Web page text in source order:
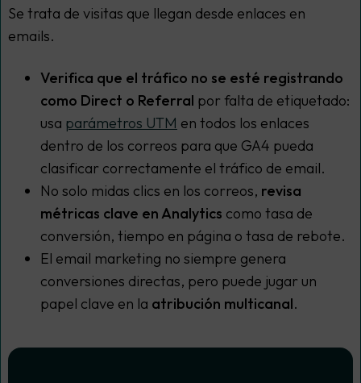
Se trata de visitas que llegan desde enlaces en
emails.
Verifica que el tráfico no se esté registrando
como Direct o Referral por falta de etiquetado:
usa parámetros UTM en todos los enlaces
dentro de los correos para que GA4 pueda
clasificar correctamente el tráfico de email.
No solo midas clics en los correos, revisa
métricas clave en Analytics como tasa de
conversión, tiempo en página o tasa de rebote.
El email marketing no siempre genera
conversiones directas, pero puede jugar un
papel clave en la atribución multicanal.